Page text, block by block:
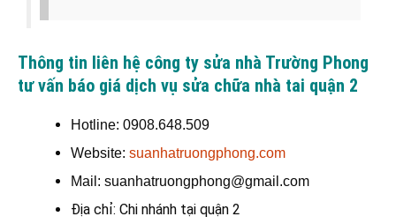
Thông tin liên hệ công ty sửa nhà Trường Phong
tư vấn báo giá dịch vụ sửa chữa nhà tai quận 2
Hotline: 0908.648.509
Website: suanhatruongphong.com
Mail: suanhatruongphong@gmail.com
Địa chỉ: Chi nhánh tại quận 2